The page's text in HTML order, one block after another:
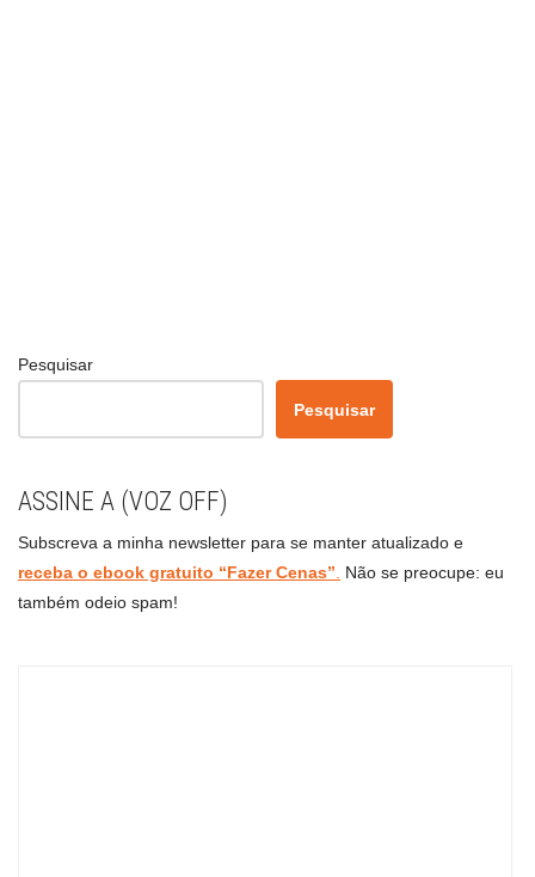
Pesquisar
Pesquisar
ASSINE A (VOZ OFF)
Subscreva a minha newsletter para se manter atualizado e
receba o ebook gratuito “Fazer Cenas”. Não se preocupe: eu
também odeio spam!